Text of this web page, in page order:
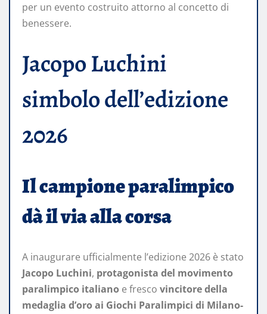
per un evento costruito attorno al concetto di
benessere.
Jacopo Luchini
simbolo dell’edizione
2026
Il campione paralimpico
dà il via alla corsa
A inaugurare ufficialmente l’edizione 2026 è stato
Jacopo Luchini, protagonista del movimento
paralimpico italiano e fresco vincitore della
medaglia d’oro ai Giochi Paralimpici di Milano-